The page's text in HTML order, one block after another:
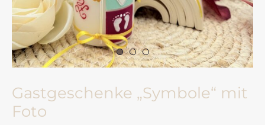
Gastgeschenke „Symbole“ mit
Foto